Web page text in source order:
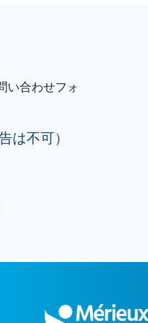
い合わせフォ
不可）